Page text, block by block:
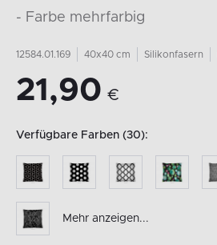
- Farbe mehrfarbig
12584.01.169 40x40 cm Silikonfasern
21,90 €
Verfügbare Farben (30):
Mehr anzeigen...